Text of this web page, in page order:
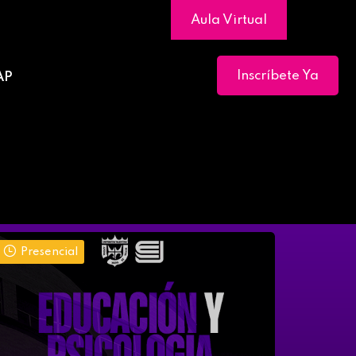
Aula Virtual
Inscríbete Ya
Presencial